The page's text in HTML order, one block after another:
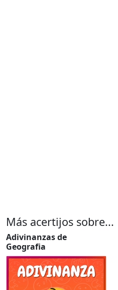
Más acertijos sobre...
Adivinanzas de
Geografia